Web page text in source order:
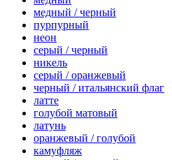
медный / черный
пурпурный
неон
серый / черный
никель
серый / оранжевый
черный / итальянский флаг
латте
голубой матовый
латунь
оранжевый / голубой
камуфляж